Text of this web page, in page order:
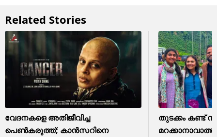
Related Stories
വേദനകളെ അതിജീവിച്ച
പെൺകരുത്ത്; കാന്‍സറിനെ
തുടക്കം കണ്ട്
മറക്കാനാവാത്ത